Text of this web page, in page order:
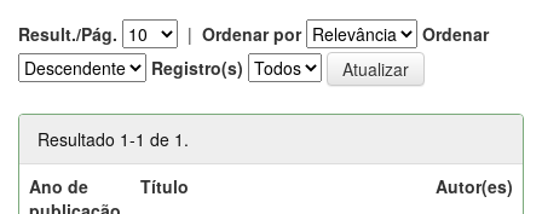
Result./Pág. | Ordenar por
Ordenar
Registro(s)
Resultado 1-1 de 1.
Ano de
Título Autor(es)